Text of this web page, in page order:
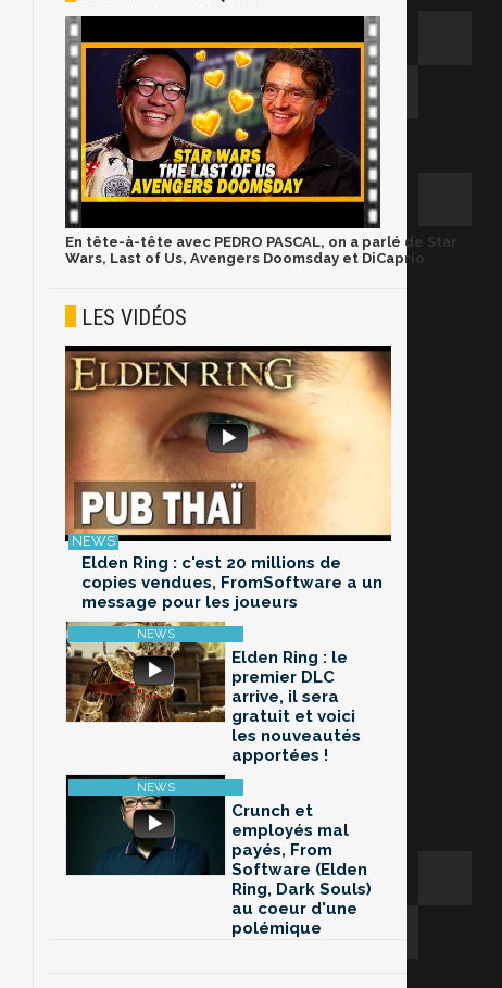
En tête-à-tête avec PEDRO PASCAL, on a parlé de Star
Wars, Last of Us, Avengers Doomsday et DiCaprio
LES VIDÉOS
Elden Ring : c'est 20 millions de
copies vendues, FromSoftware a un
message pour les joueurs
Elden Ring : le
premier DLC
arrive, il sera
gratuit et voici
les nouveautés
apportées !
Crunch et
employés mal
payés, From
Software (Elden
Ring, Dark Souls)
au coeur d'une
polémique